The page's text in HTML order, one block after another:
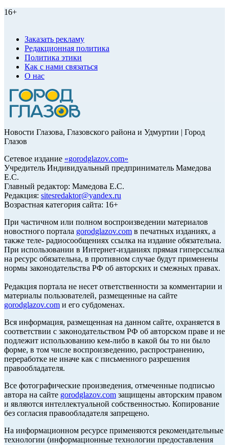
16+
Заказать рекламу
Редакционная политика
Политика этики
Как с нами связаться
О нас
Новости Глазова, Глазовского района и Удмуртии | Город
Глазов
Сетевое издание «gorodglazov.com»
Учредитель Индивидуальный предприниматель Мамедова
Е.С.
Главный редактор: Мамедова Е.С.
Редакция: sitesredaktor@yandex.ru
Возрастная категория сайта: 16+
При частичном или полном воспроизведении материалов
новостного портала gorodglazov.com в печатных изданиях, а
также теле- радиосообщениях ссылка на издание обязательна.
При использовании в Интернет-изданиях прямая гиперссылка
на ресурс обязательна, в противном случае будут применены
нормы законодательства РФ об авторских и смежных правах.
Редакция портала не несет ответственности за комментарии и
материалы пользователей, размещенные на сайте
gorodglazov.com и его субдоменах.
Вся информация, размещенная на данном сайте, охраняется в
соответствии с законодательством РФ об авторском праве и не
подлежит использованию кем-либо в какой бы то ни было
форме, в том числе воспроизведению, распространению,
переработке не иначе как с письменного разрешения
правообладателя.
Все фотографические произведения, отмеченные подписью
автора на сайте gorodglazov.com защищены авторским правом
и являются интеллектуальной собственностью. Копирование
без согласия правообладателя запрещено.
На информационном ресурсе применяются рекомендательные
технологии (информационные технологии предоставления